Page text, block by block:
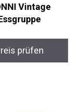
Vintage
prüfen